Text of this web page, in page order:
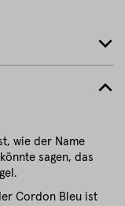
wie der Name
sagen, das
Cordon Bleu ist